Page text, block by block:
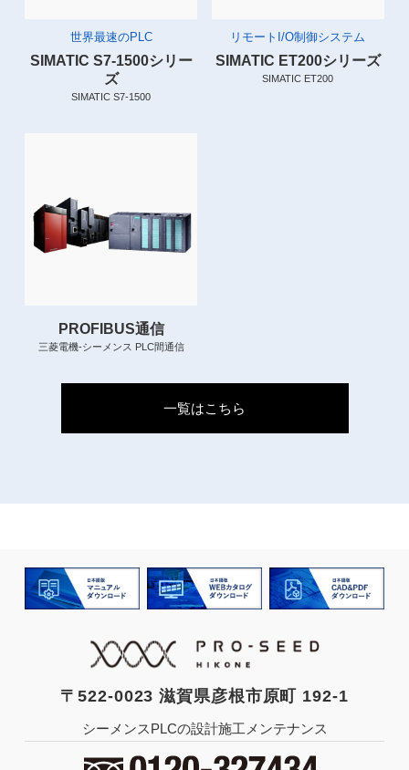
世界最速のPLC
SIMATIC S7-1500シリー
ズ
SIMATIC S7-1500
リモートI/O制御システム
SIMATIC ET200シリーズ
SIMATIC ET200
PROFIBUS通信
三菱電機-シーメンス PLC間通信
一覧はこちら
〒522-0023 滋賀県彦根市原町 192-1
シーメンスPLCの設計施工メンテナンス